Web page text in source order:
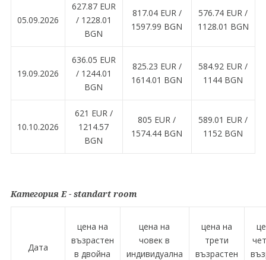
05.09.2026
627.87 EUR
/ 1228.01
BGN
817.04 EUR /
1597.99 BGN
576.74 EUR /
1128.01 BGN
19.09.2026
636.05 EUR
/ 1244.01
BGN
825.23 EUR /
1614.01 BGN
584.92 EUR /
1144 BGN
10.10.2026
621 EUR /
1214.57
BGN
805 EUR /
1574.44 BGN
589.01 EUR /
1152 BGN
Категория E - standart room
Дата
цена на
възрастен
в двойна
цена на
човек в
индивидуална
цена на
трети
възрастен